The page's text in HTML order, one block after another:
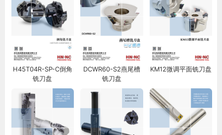
H45T04R-SP-C倒角
铣刀盘
DCWR60-S2燕尾槽
铣刀盘
KM12微调平面铣刀盘